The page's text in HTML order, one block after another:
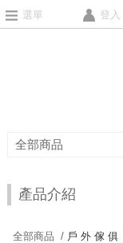
選單 登入
全部商品
產品介紹
全部商品 / 戶 外 傢 俱